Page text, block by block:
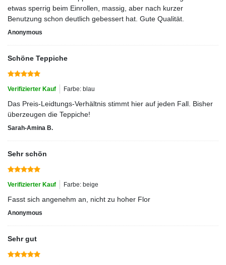
etwas sperrig beim Einrollen, massig, aber nach kurzer
Benutzung schon deutlich gebessert hat. Gute Qualität.
Anonymous
Schöne Teppiche
Verifizierter Kauf Farbe: blau
Das Preis-Leidtungs-Verhältnis stimmt hier auf jeden Fall. Bisher
überzeugen die Teppiche!
Sarah-Amina B.
Sehr schön
Verifizierter Kauf Farbe: beige
Fasst sich angenehm an, nicht zu hoher Flor
Anonymous
Sehr gut